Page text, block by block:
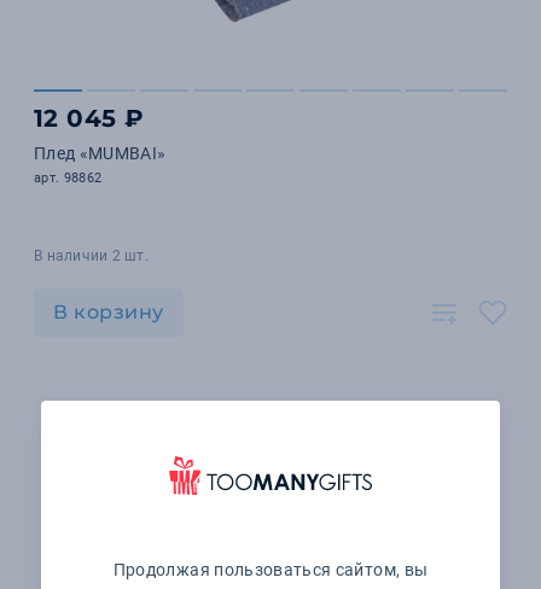
12 045 ₽
Плед «MUMBAI»
арт. 98862
В наличии 2 шт.
В корзину
Продолжая пользоваться сайтом, вы